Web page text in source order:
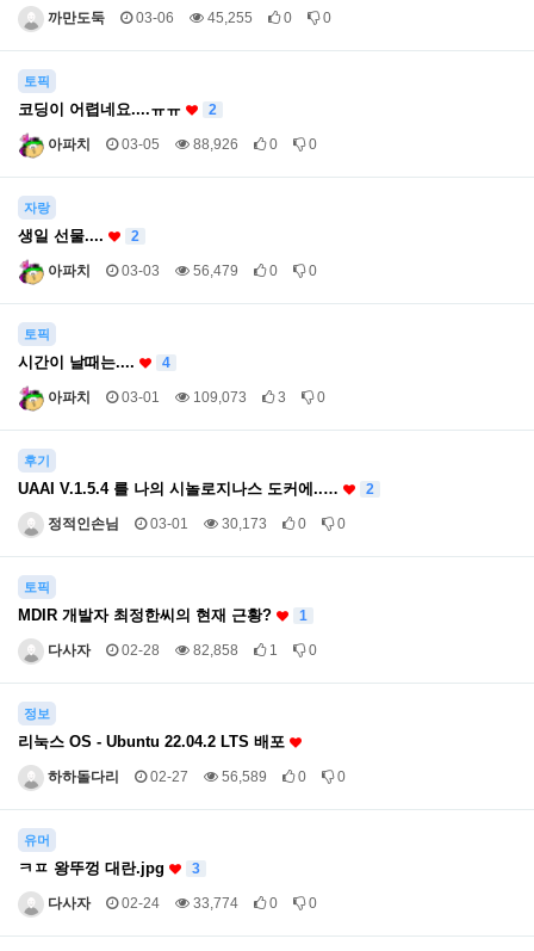
까만도둑 03-06 45,255 0 0
토픽
코딩이 어렵네요....ㅠㅠ 2
아파치 03-05 88,926 0 0
자랑
생일 선물.... 2
아파치 03-03 56,479 0 0
토픽
시간이 날때는.... 4
아파치 03-01 109,073 3 0
후기
UAAI V.1.5.4 를 나의 시놀로지나스 도커에..… 2
정적인손님 03-01 30,173 0 0
토픽
MDIR 개발자 최정한씨의 현재 근황? 1
다사자 02-28 82,858 1 0
정보
리눅스 OS - Ubuntu 22.04.2 LTS 배포
하하돌다리 02-27 56,589 0 0
유머
ㅋㅍ 왕뚜껑 대란.jpg 3
다사자 02-24 33,774 0 0